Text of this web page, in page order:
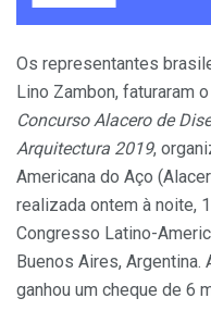
Os representantes
Lino Zambon, faturaram
Concurso Alacero de
Arquitectura 2019,
Americana do Aço
realizada ontem à noite,
Congresso Latino-
Buenos Aires, Argentina.
ganhou um cheque de 6